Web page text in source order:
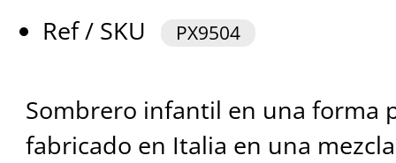
Ref / SKU
PX9504
Sombrero infantil en una forma
fabricado en Italia en una